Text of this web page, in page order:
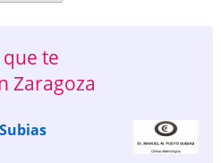
te
Zaragoza